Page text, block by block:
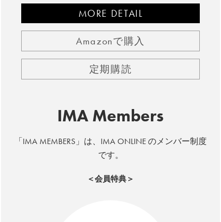
MORE DETAIL
Amazonで購入
定期購読
IMA Members
「IMA MEMBERS」は、IMA ONLINE のメンバー制度
です。
＜会員特典＞